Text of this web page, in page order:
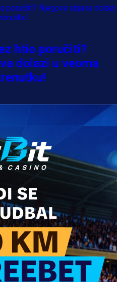
htio poručiti?
dolazi u veoma